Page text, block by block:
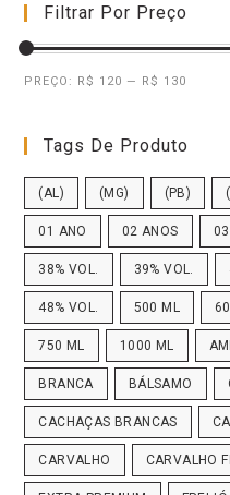
Filtrar Por Preço
PREÇO: R$ 120 — R$ 130
Tags De Produto
(AL) (MG) (PB)
01 ANO 02 ANOS
38% VOL. 39% VOL.
48% VOL. 500 ML
750 ML 1000 ML
BRANCA BÁLSAMO
CACHAÇAS BRANCAS
CARVALHO CARVALHO